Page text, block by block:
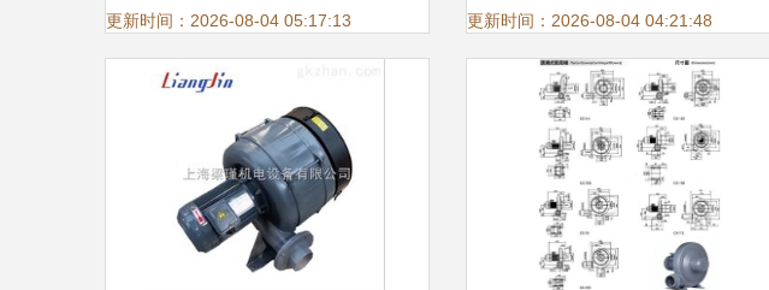
力解决方案
更新时间：2026-08-04 05:17:13 更新时间：2026-08-04 04:21:48